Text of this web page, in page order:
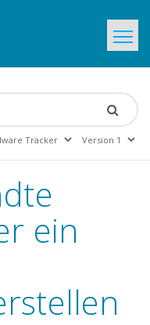
ein